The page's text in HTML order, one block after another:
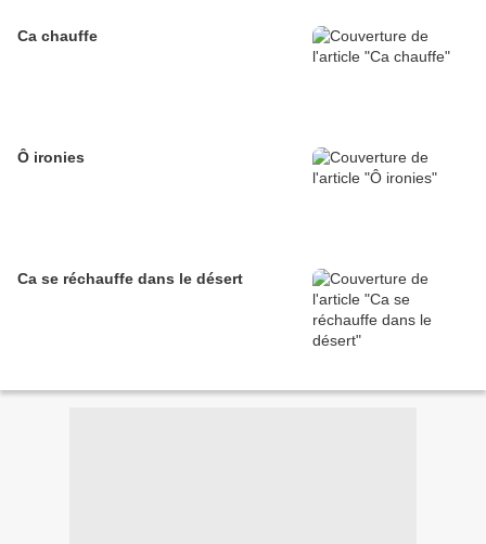
Ca chauffe
Ô ironies
Ca se réchauffe dans le désert